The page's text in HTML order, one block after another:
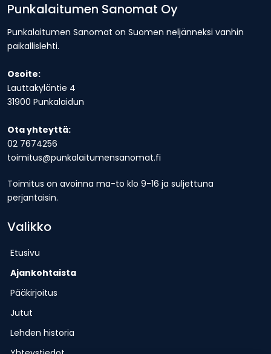
Punkalaitumen Sanomat Oy
Punkalaitumen Sanomat on Suomen neljänneksi vanhin
paikallislehti.
Osoite:
Lauttakyläntie 4
31900 Punkalaidun
Ota yhteyttä:
02 7674256
toimitus@punkalaitumensanomat.fi
Toimitus on avoinna ma-to klo 9-16 ja suljettuna
perjantaisin.
Valikko
Etusivu
Ajankohtaista
Pääkirjoitus
Jutut
Lehden historia